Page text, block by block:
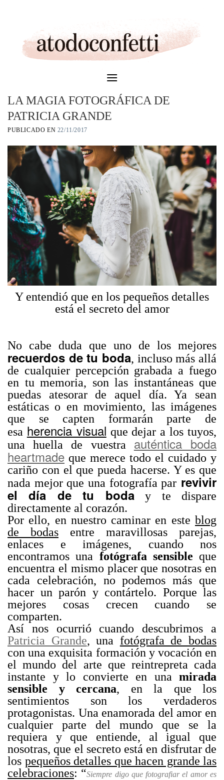
LA MAGIA FOTOGRÁFICA DE
PATRICIA GRANDE
PUBLICADO EN 22/11/2017
Y entendió que en los pequeños detalles
está el secreto del amor
No cabe duda que uno de los mejores
recuerdos de tu boda, incluso más allá
de cualquier percepción grabada a fuego
en tu memoria, son las instantáneas que
puedas atesorar de aquel día. Ya sean
estáticas o en movimiento, las imágenes
que se capten formarán parte de
esa herencia visual que dejar a los tuyos,
una huella de vuestra auténtica boda
heartmade que merece todo el cuidado y
cariño con el que pueda hacerse. Y es que
nada mejor que una fotografía par revivir
el día de tu boda y te dispare
directamente al corazón.
Por ello, en nuestro caminar en este blog
de bodas entre maravillosas parejas,
enlaces e imágenes, cuando nos
encontramos una fotógrafa sensible que
encuentra el mismo placer que nosotras en
cada celebración, no podemos más que
hacer un parón y contártelo. Porque las
mejores cosas crecen cuando se
comparten.
Así nos ocurrió cuando descubrimos a
Patricia Grande, una fotógrafa de bodas
con una exquisita formación y vocación en
el mundo del arte que reintrepreta cada
instante y lo convierte en una mirada
sensible y cercana, en la que los
sentimientos son los verdaderos
protagonistas. Una enamorada del amor en
cualquier parte del mundo que se la
requiera y que entiende, al igual que
nosotras, que el secreto está en disfrutar de
los pequeños detalles que hacen grande las
celebraciones: “Siempre digo que fotografiar el amor es